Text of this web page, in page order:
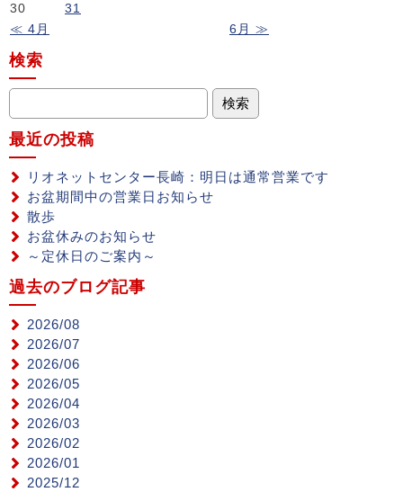
30
31
≪ 4月
6月 ≫
検索
最近の投稿
リオネットセンター長崎：明日は通常営業です
お盆期間中の営業日お知らせ
散歩
お盆休みのお知らせ
～定休日のご案内～
過去のブログ記事
2026/08
2026/07
2026/06
2026/05
2026/04
2026/03
2026/02
2026/01
2025/12